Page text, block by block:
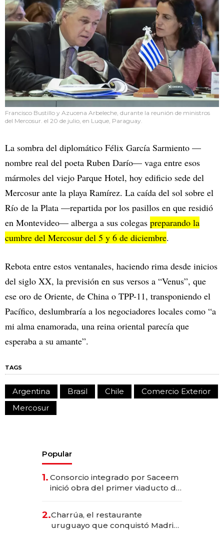
Francisco Bustillo y Azucena Arbeleche, durante la reunión de ministros
del Mercosur. el 20 de julio, en Luque, Paraguay.
La sombra del diplomático Félix García Sarmiento —
nombre real del poeta Ruben Darío— vaga entre esos
mármoles del viejo Parque Hotel, hoy edificio sede del
Mercosur ante la playa Ramírez. La caída del sol sobre el
Río de la Plata —repartida por los pasillos en que residió
en Montevideo— alberga a sus colegas preparando la
cumbre del Mercosur del 5 y 6 de diciembre.
Rebota entre estos ventanales, haciendo rima desde inicios
del siglo XX, la previsión en sus versos a “Venus”, que
ese oro de Oriente, de China o TPP-11, transponiendo el
Pacífico, deslumbraría a los negociadores locales como “a
mi alma enamorada, una reina oriental parecía que
esperaba a su amante”.
TAGS
Argentina Brasil Chile
Comercio Exterior
Mercosur
Popular
1. Consorcio integrado por Saceem
inició obra del primer viaducto de
millones
2.Charrúa, el restaurante
uruguayo que conquistó Madrid: